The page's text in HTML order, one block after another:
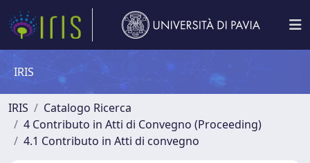
IRIS
IRIS
Catalogo Ricerca
4 Contributo in Atti di Convegno (Proceeding)
4.1 Contributo in Atti di convegno